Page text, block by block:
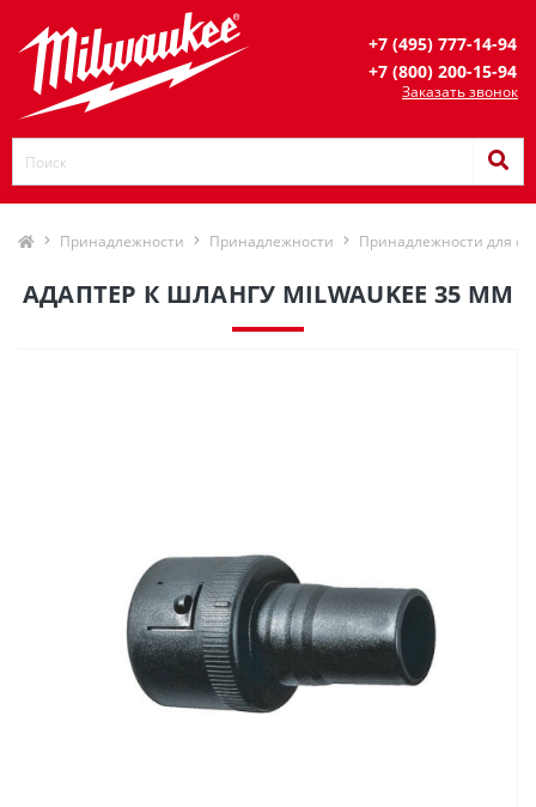
+7 (495) 777-14-94
+7 (800) 200-15-94
Заказать звонок
Принадлежности Принадлежности Принадлежности для
АДАПТЕР К ШЛАНГУ MILWAUKEE 35 ММ